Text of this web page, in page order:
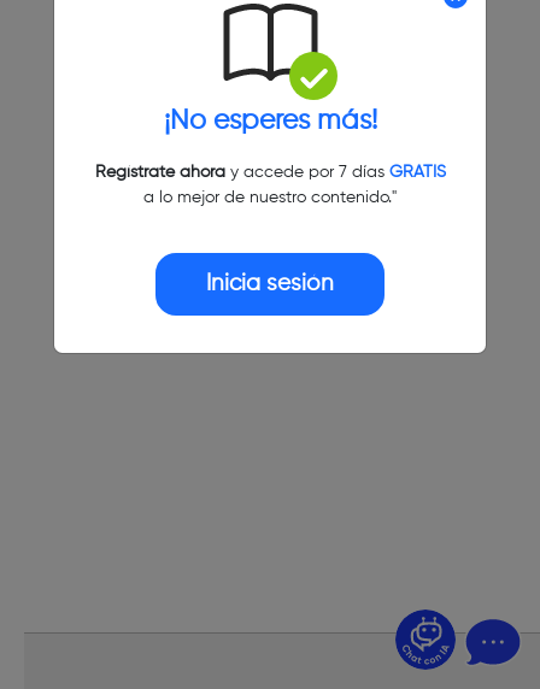
¡No esperes más!
Regístrate ahoray accede por 7 días GRATIS
a lo mejor de nuestro contenido."
Inicia sesión